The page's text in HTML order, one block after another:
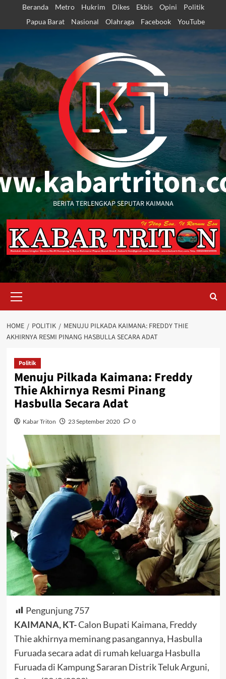
content
Beranda Metro Hukrim Dikes Ekbis Opini
Politik
Papua Barat
Nasional Olahraga Facebook YouTube
BERITA TERLENGKAP SEPUTAR KAIMANA
Menu
HOME POLITIK
MENUJU PILKADA KAIMANA: FREDDY THIE
AKHIRNYA RESMI PINANG HASBULLA SECARA ADAT
Politik
Menuju Pilkada Kaimana: Freddy
Thie Akhirnya Resmi Pinang
Hasbulla Secara Adat
Kabar Triton 23 September 2020 0
Pengunjung 757
KAIMANA, KT-Calon Bupati Kaimana, Freddy
Thie akhirnya meminang pasangannya, Hasbulla
Furuada secara adat di rumah keluarga Hasbulla
Furuada di Kampung Sararan Distrik Teluk Arguni,